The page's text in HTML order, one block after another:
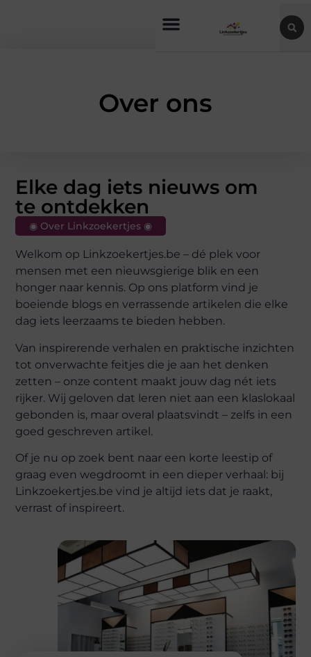
Over ons
Elke dag iets nieuws om
te ontdekken
◉ Over Linkzoekertjes ◉
Welkom op Linkzoekertjes.be – dé plek voor
mensen met een nieuwsgierige blik en een
honger naar kennis. Op ons platform vind je
boeiende blogs en verrassende artikelen die elke
dag iets leerzaams te bieden hebben.
Van inspirerende verhalen en praktische inzichten
tot onverwachte feitjes die je aan het denken
zetten – onze content maakt jouw dag nét iets
rijker. Wij geloven dat leren niet aan een klaslokaal
gebonden is, maar overal plaatsvindt – zelfs in een
goed geschreven artikel.
Of je nu op zoek bent naar een korte leestip of
graag even wegdroomt in een dieper verhaal: bij
Linkzoekertjes.be vind je altijd iets dat je raakt,
verrast of inspireert.